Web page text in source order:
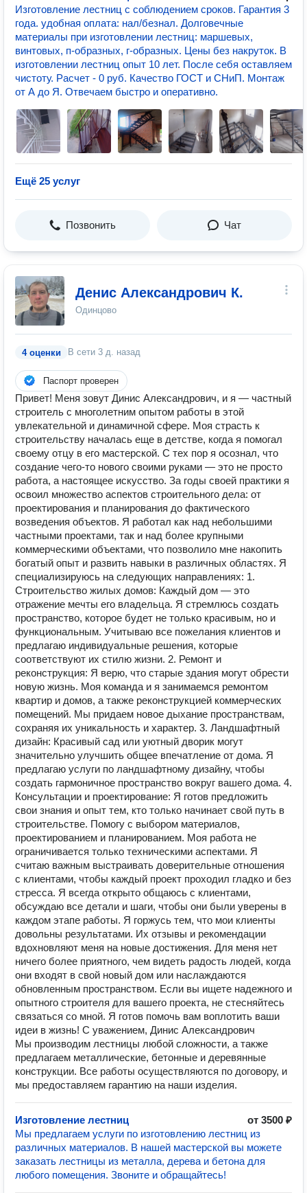
Изготовление лестниц с cоблюдением сроков. Гарантия 3
года. удобная оплата: нал/безнал. Долговечные
материалы при изготовлении лестниц: маршевых,
винтовых, п-образных, г-образных. Цены без накруток. В
изготовлении лестниц опыт 10 лет. После себя оставляем
чистоту. Расчет - 0 руб. Качество ГОСТ и СНиП. Монтаж
от А до Я. Отвечаем быстро и оперативно.
Ещё 25 услуг
Позвонить Чат
Денис Александрович К.
Одинцово
4 оценки В сети 3 д. назад
Паспорт проверен
Привет! Меня зовут Динис Александрович, и я — частный
строитель с многолетним опытом работы в этой
увлекательной и динамичной сфере. Моя страсть к
строительству началась еще в детстве, когда я помогал
своему отцу в его мастерской. С тех пор я осознал, что
создание чего-то нового своими руками — это не просто
работа, а настоящее искусство. За годы своей практики я
освоил множество аспектов строительного дела: от
проектирования и планирования до фактического
возведения объектов. Я работал как над небольшими
частными проектами, так и над более крупными
коммерческими объектами, что позволило мне накопить
богатый опыт и развить навыки в различных областях. Я
специализируюсь на следующих направлениях: 1.
Строительство жилых домов: Каждый дом — это
отражение мечты его владельца. Я стремлюсь создать
пространство, которое будет не только красивым, но и
функциональным. Учитываю все пожелания клиентов и
предлагаю индивидуальные решения, которые
соответствуют их стилю жизни. 2. Ремонт и
реконструкция: Я верю, что старые здания могут обрести
новую жизнь. Моя команда и я занимаемся ремонтом
квартир и домов, а также реконструкцией коммерческих
помещений. Мы придаем новое дыхание пространствам,
сохраняя их уникальность и характер. 3. Ландшафтный
дизайн: Красивый сад или уютный дворик могут
значительно улучшить общее впечатление от дома. Я
предлагаю услуги по ландшафтному дизайну, чтобы
создать гармоничное пространство вокруг вашего дома. 4.
Консультации и проектирование: Я готов предложить
свои знания и опыт тем, кто только начинает свой путь в
строительстве. Помогу с выбором материалов,
проектированием и планированием. Моя работа не
ограничивается только техническими аспектами. Я
считаю важным выстраивать доверительные отношения
с клиентами, чтобы каждый проект проходил гладко и без
стресса. Я всегда открыто общаюсь с клиентами,
обсуждаю все детали и шаги, чтобы они были уверены в
каждом этапе работы. Я горжусь тем, что мои клиенты
довольны результатами. Их отзывы и рекомендации
вдохновляют меня на новые достижения. Для меня нет
ничего более приятного, чем видеть радость людей, когда
они входят в свой новый дом или наслаждаются
обновленным пространством. Если вы ищете надежного и
опытного строителя для вашего проекта, не стесняйтесь
связаться со мной. Я готов помочь вам воплотить ваши
идеи в жизнь! С уважением, Динис Александрович
Мы производим лестницы любой сложности, а также
предлагаем металлические, бетонные и деревянные
конструкции. Все работы осуществляются по договору, и
мы предоставляем гарантию на наши изделия.
Изготовление лестниц
от 3500 ₽
Мы предлагаем услуги по изготовлению лестниц из
различных материалов. В нашей мастерской вы можете
заказать лестницы из металла, дерева и бетона для
любого помещения. Звоните и обращайтесь!